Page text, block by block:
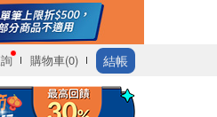
購物車(0) 結帳